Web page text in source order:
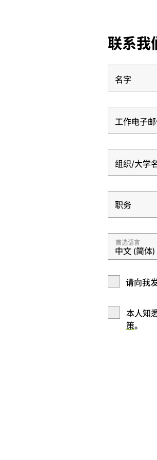
联系我
名字
工作电子
组织/大学
职务
职务
首选语言
中文 (简体)
请向我
本人知
策。